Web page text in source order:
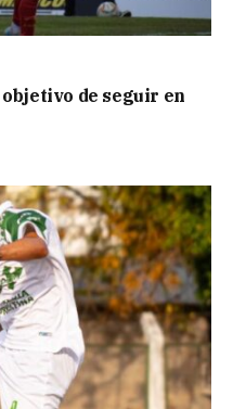
de seguir en